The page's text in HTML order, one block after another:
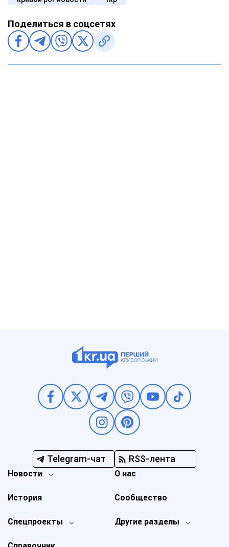
Поделиться в соцсетях
Telegram-чат RSS-лента
Новости
Спецпроекты Другие разделы
История
О нас
Сообщество